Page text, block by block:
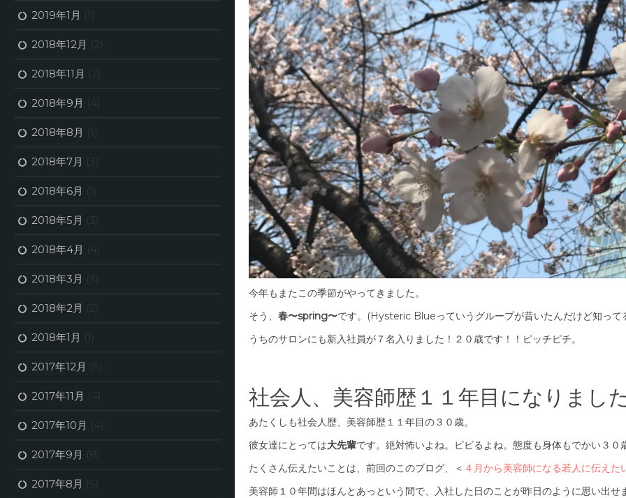
今年もまたこの季節がやってきました。
そう、 春〜spring〜です。(Hysteric Blueっていうグループが昔いたんだけど知って
うちのサロンにも新入社員が７名入りました！２０歳です！！ピッチピチ。
社会人、美容師歴１１年目になりまし
あたくしも社会人歴、美容師歴１１年目の３０歳。
彼女達にとっては大先輩です。絶対怖いよね。ビビるよね。態度も身体もでかい３０
たくさん伝えたいことは、前回のこのブログ、＜ ４月から美容師になる若人に伝えた
美容師１０年間はほんとあっという間で、入社した日のことが昨日のように思い出せ
2019年1月 (1)
2018年12月 (2)
2018年11月 (2)
2018年9月 (4)
2018年8月 (1)
2018年7月 (3)
2018年6月 (1)
2018年5月 (3)
2018年4月 (4)
2018年3月 (3)
2018年2月 (2)
2018年1月 (1)
2017年12月 (5)
2017年11月 (4)
2017年10月 (4)
2017年9月 (8)
2017年8月 (5)